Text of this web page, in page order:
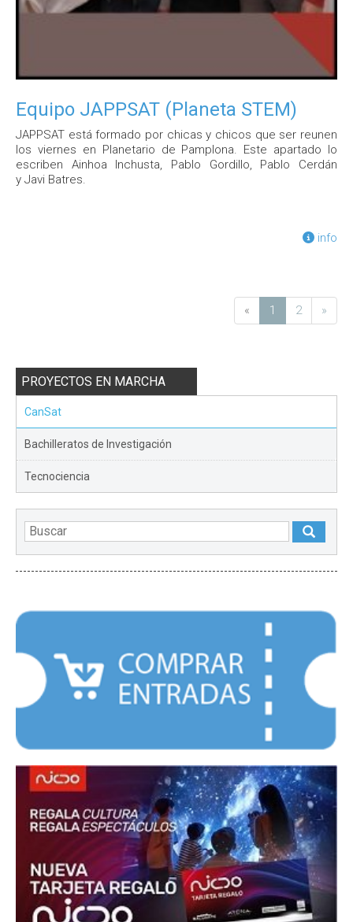
Equipo JAPPSAT (Planeta STEM)
JAPPSAT está formado por chicas y chicos que ser reunen
los viernes en Planetario de Pamplona. Este apartado lo
escriben Ainhoa Inchusta, Pablo Gordillo, Pablo Cerdán
y Javi Batres.
info
« 1 2 »
PROYECTOS EN MARCHA
CanSat
Bachilleratos de Investigación
Tecnociencia